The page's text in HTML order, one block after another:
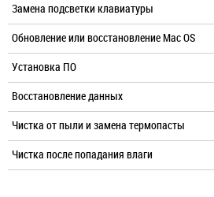
Замена подсветки клавиатуры
Обновление или восстановление Mac OS
Установка ПО
Восстановление данных
Чистка от пыли и замена термопасты
Чистка после попадания влаги